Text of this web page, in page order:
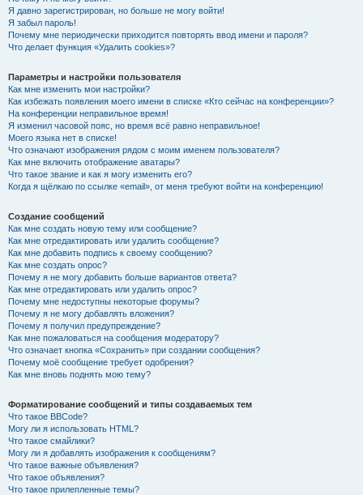
Я давно зарегистрирован, но больше не могу войти!
Я забыл пароль!
Почему мне периодически приходится повторять ввод имени и пароля?
Что делает функция «Удалить cookies»?
Параметры и настройки пользователя
Как мне изменить мои настройки?
Как избежать появления моего имени в списке «Кто сейчас на конференции»?
На конференции неправильное время!
Я изменил часовой пояс, но время всё равно неправильное!
Моего языка нет в списке!
Что означают изображения рядом с моим именем пользователя?
Как мне включить отображение аватары?
Что такое звание и как я могу изменить его?
Когда я щёлкаю по ссылке «email», от меня требуют войти на конференцию!
Создание сообщений
Как мне создать новую тему или сообщение?
Как мне отредактировать или удалить сообщение?
Как мне добавить подпись к своему сообщению?
Как мне создать опрос?
Почему я не могу добавить больше вариантов ответа?
Как мне отредактировать или удалить опрос?
Почему мне недоступны некоторые форумы?
Почему я не могу добавлять вложения?
Почему я получил предупреждение?
Как мне пожаловаться на сообщения модератору?
Что означает кнопка «Сохранить» при создании сообщения?
Почему моё сообщение требует одобрения?
Как мне вновь поднять мою тему?
Форматирование сообщений и типы создаваемых тем
Что такое BBCode?
Могу ли я использовать HTML?
Что такое смайлики?
Могу ли я добавлять изображения к сообщениям?
Что такое важные объявления?
Что такое объявления?
Что такое прилепленные темы?